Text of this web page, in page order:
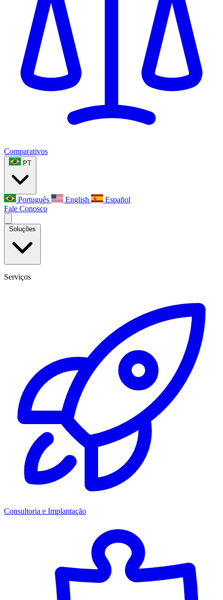
Comparativos
PT
Português English
Español
Fale Conosco
Soluções
Serviços
Consultoria e Implantação